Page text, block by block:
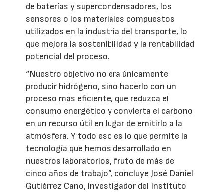
de baterías y supercondensadores, los
sensores o los materiales compuestos
utilizados en la industria del transporte, lo
que mejora la sostenibilidad y la rentabilidad
potencial del proceso.
“Nuestro objetivo no era únicamente
producir hidrógeno, sino hacerlo con un
proceso más eficiente, que reduzca el
consumo energético y convierta el carbono
en un recurso útil en lugar de emitirlo a la
atmósfera. Y todo eso es lo que permite la
tecnología que hemos desarrollado en
nuestros laboratorios, fruto de más de
cinco años de trabajo”, concluye José Daniel
Gutiérrez Cano, investigador del Instituto